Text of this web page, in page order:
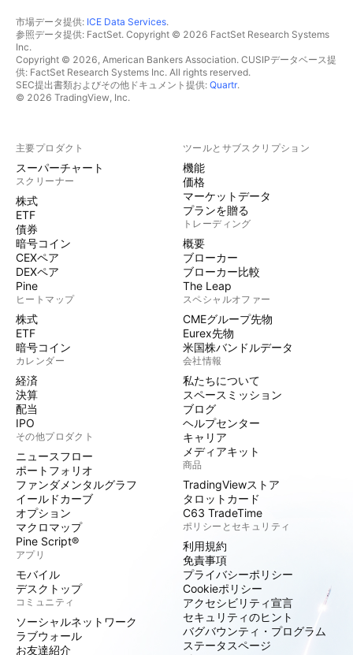
市場データ提供: ICE Data Services.
参照データ提供: FactSet. Copyright © 2026 FactSet Research Systems
Inc.
Copyright © 2026, American Bankers Association. CUSIPデータベース提
供: FactSet Research Systems Inc. All rights reserved.
SEC提出書類およびその他ドキュメント提供: Quartr.
© 2026 TradingView, Inc.
主要プロダクト
スーパーチャート
スクリーナー
株式
ETF
債券
暗号コイン
CEXペア
DEXペア
Pine
ヒートマップ
株式
ETF
暗号コイン
カレンダー
経済
決算
配当
IPO
その他プロダクト
ニュースフロー
ポートフォリオ
ファンダメンタルグラフ
イールドカーブ
オプション
マクロマップ
Pine Script®
アプリ
モバイル
デスクトップ
コミュニティ
ソーシャルネットワーク
ラブウォール
お友達紹介
ツールとサブスクリプション
機能
価格
マーケットデータ
プランを贈る
トレーディング
概要
ブローカー
ブローカー比較
The Leap
スペシャルオファー
CMEグループ先物
Eurex先物
米国株バンドルデータ
会社情報
私たちについて
スペースミッション
ブログ
ヘルプセンター
キャリア
メディアキット
商品
TradingViewストア
タロットカード
C63 TradeTime
ポリシーとセキュリティ
利用規約
免責事項
プライバシーポリシー
Cookieポリシー
アクセシビリティ宣言
セキュリティのヒント
バグバウンティ・プログラム
ステータスページ